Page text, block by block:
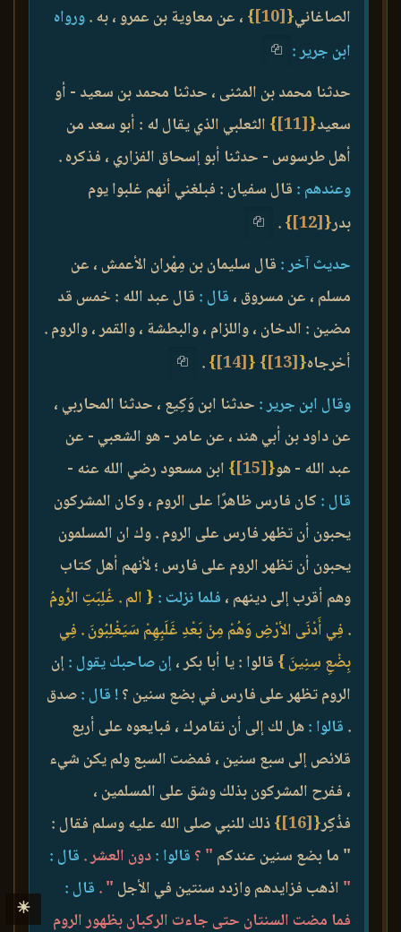
الصاغاني{
[10]
} ، عن معاوية بن عمرو ، به .ورواه
ابن جرير :
حدثنا محمد بن المثنى ، حدثنا محمد بن سعيد - أو
سعيد{
[11]
} الثعلبي الذي يقال له : أبو سعد من
أهل طرسوس - حدثنا أبو إسحاق الفزاري ، فذكره .
وعندهم : قال سفيان : فبلغني أنهم غلبوا يوم
بدر{
[12]
}
.
حديث آخر : قال سليمان بن مِهْران الأعمش ، عن
مسلم ، عن مسروق ، قال : قال عبد الله : خمس قد
مضين : الدخان ، واللزام ، والبطشة ، والقمر ، والروم .
أخرجاه{
[13]
}
{
[14]
}
.
وقال ابن جرير : حدثنا ابن وَكِيع ، حدثنا المحاربي ،
عن داود بن أبي هند ، عن عامر - هو الشعبي - عن
عبد الله - هو{
[15]
} ابن مسعود رضي الله عنه -
قال : كان فارس ظاهرًا على الروم ، وكان المشركون
يحبون أن تظهر فارس على الروم . وك ان المسلمون
يحبون أن تظهر الروم على فارس ؛ لأنهم أهل كتاب
وهم أقرب إلى دينهم ، فلما نزلت : { الم . غُلِبَتِ الرُّومُ
. فِي أَدْنَى الأرْضِ وَهُمْ مِنْ بَعْدِ غَلَبِهِمْ سَيَغْلِبُونَ . فِي
بِضْعِ سِنِينَ } قالوا : يا أبا بكر ،إن صاحبك يقول :إن
الروم تظهر على فارس في بضع سنين ؟! قال :صدق
. قالوا :هل لك إلى أن نقامرك ، فبايعوه على أربع
قلائص إلى سبع سنين ، فمضت السبع ولم يكن شيء
، ففرح المشركون بذلك وشق على المسلمين ،
فذُكِر{
[16]
}ذلك للنبي صلى الله عليه وسلم فقال :
" ما بضع سنين عندكم " ؟ قالوا :دون العشر . قال :
" اذهب فزايدهم وازدد سنتين في الأجل " . قال :
فما مضت السنتان حتى جاءت الركبان بظهور الروم
☀